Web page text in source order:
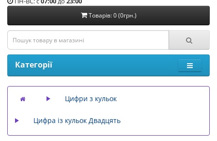
Товарів: 0 (0грн.)
Категорії
Цифри з кульок
Цифра із кульок Двадцять